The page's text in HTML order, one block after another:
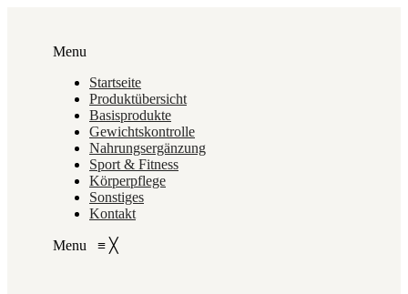
Menu
Startseite
Produktübersicht
Basisprodukte
Gewichtskontrolle
Nahrungsergänzung
Sport & Fitness
Körperpflege
Sonstiges
Kontakt
Menu ≡ ╳